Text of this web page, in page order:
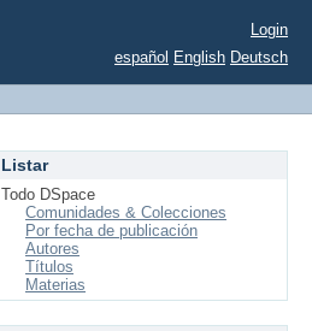
Login
español English Deutsch
Listar
Todo DSpace
Comunidades & Colecciones
Por fecha de publicación
Autores
Títulos
Materias